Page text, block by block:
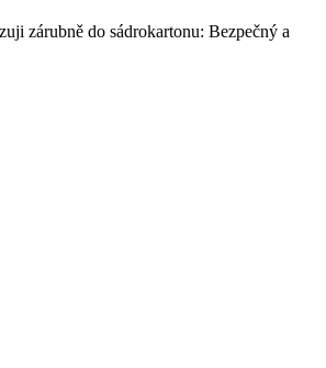
zárubně do sádrokartonu: Bezpečný a